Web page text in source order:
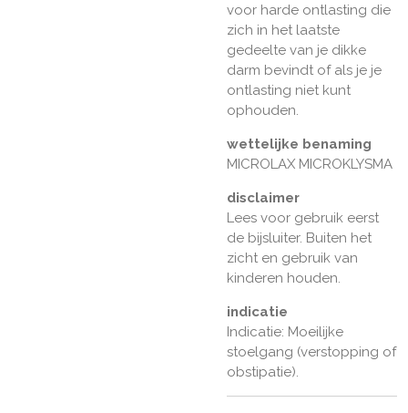
voor harde ontlasting die
zich in het laatste
gedeelte van je dikke
darm bevindt of als je je
ontlasting niet kunt
ophouden.
wettelijke benaming
MICROLAX MICROKLYSMA
disclaimer
Lees voor gebruik eerst
de bijsluiter. Buiten het
zicht en gebruik van
kinderen houden.
indicatie
Indicatie: Moeilijke
stoelgang (verstopping of
obstipatie).